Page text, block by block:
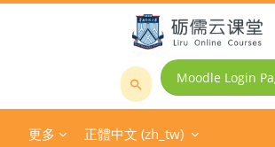
搜
課
Moodle Login
更多 正體中文 ‎(zh_tw)‎